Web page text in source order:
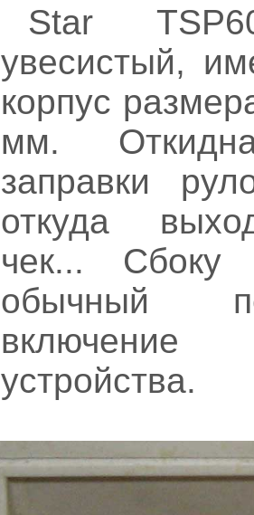
Star
увесистый,
корпус
мм.
заправки
откуда
чек... Сбоку
обычный
включение
устройства.